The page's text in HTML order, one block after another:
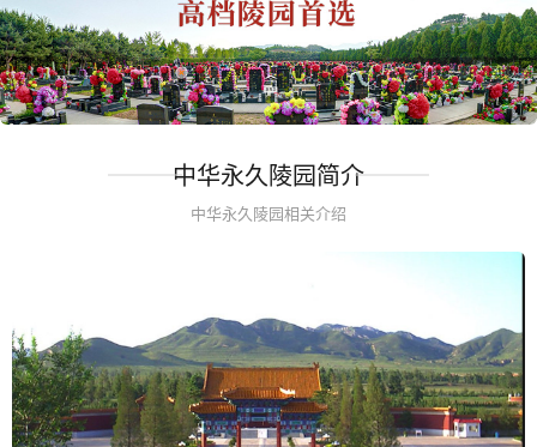
中华永久陵园简介
中华永久陵园相关介绍